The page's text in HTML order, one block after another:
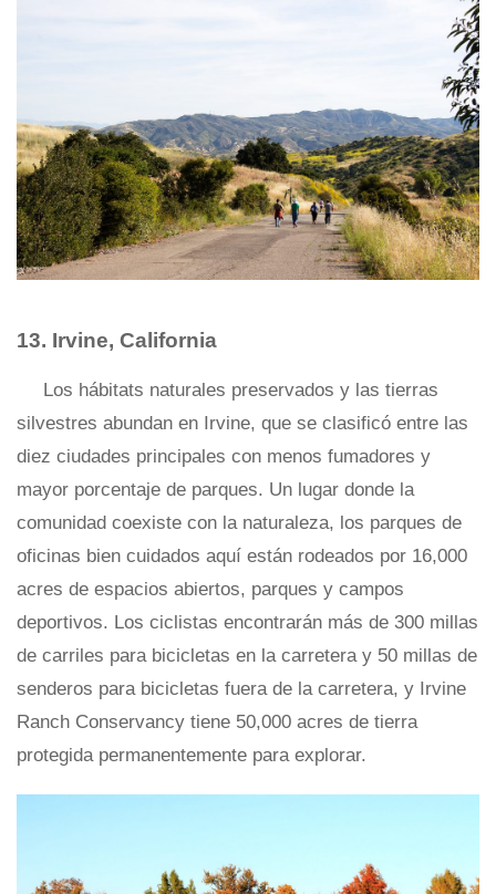
13. Irvine, California
Los hábitats naturales preservados y las tierras
silvestres abundan en Irvine, que se clasificó entre las
diez ciudades principales con menos fumadores y
mayor porcentaje de parques. Un lugar donde la
comunidad coexiste con la naturaleza, los parques de
oficinas bien cuidados aquí están rodeados por 16,000
acres de espacios abiertos, parques y campos
deportivos. Los ciclistas encontrarán más de 300 millas
de carriles para bicicletas en la carretera y 50 millas de
senderos para bicicletas fuera de la carretera, y Irvine
Ranch Conservancy tiene 50,000 acres de tierra
protegida permanentemente para explorar.